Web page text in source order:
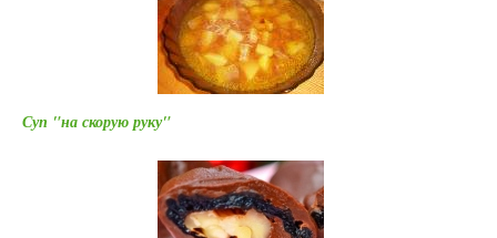
Суп "на скорую руку"